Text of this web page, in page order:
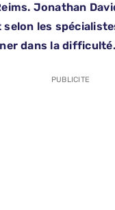
Jonathan
les
dans la difficulté.
PUBLICITE